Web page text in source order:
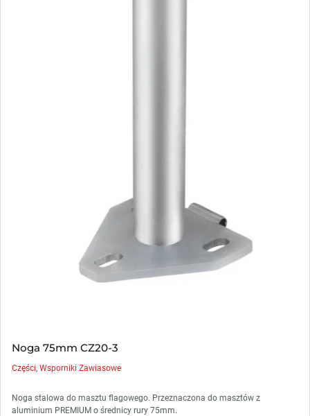
Noga 75mm CZ20-3
Części,Wsporniki Zawiasowe
Noga stalowa do masztu flagowego. Przeznaczona do masztów z
aluminium PREMIUM o średnicy rury 75mm.